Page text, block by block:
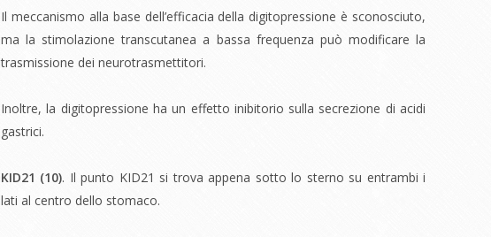
Il meccanismo alla base dell’efficacia della digitopressione è sconosciuto,
ma la stimolazione transcutanea a bassa frequenza può modificare la
trasmissione dei neurotrasmettitori.
Inoltre, la digitopressione ha un effetto inibitorio sulla secrezione di acidi
gastrici.
KID21 (10). Il punto KID21 si trova appena sotto lo sterno su entrambi i
lati al centro dello stomaco.